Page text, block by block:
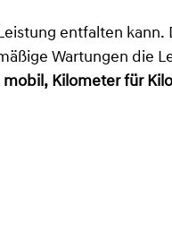
entfalten
Wartungen die
mobil, Kilometer für